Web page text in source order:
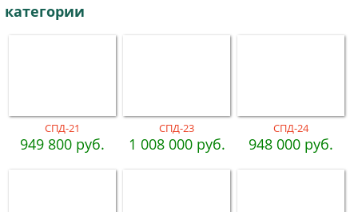
категории
СПД-21
949 800 руб.
СПД-23
1 008 000 руб.
СПД-24
948 000 руб.